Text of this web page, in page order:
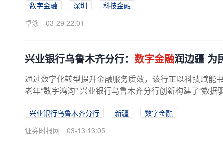
数字金融 深圳
科技金融
卓泳
03-29 22:01
兴业银行乌鲁木齐分行： 数字金融润边疆 为
通过数字化转型提升金融服务质效，该行正以科技赋能
老年“数字鸿沟” 兴业银行乌鲁木齐分行创新构建了“数
兴业银行乌鲁木齐分行 新疆
数字金融
证券时报网
03-13 13:05